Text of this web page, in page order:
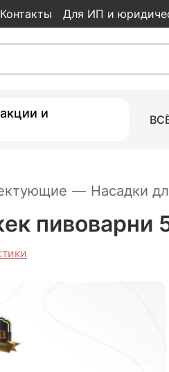
Контакты Для ИП и
и
— Насадки
50 л
пивоварни